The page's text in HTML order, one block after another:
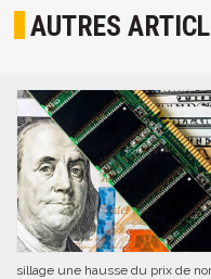
AUTRES
sillage une hausse du prix de